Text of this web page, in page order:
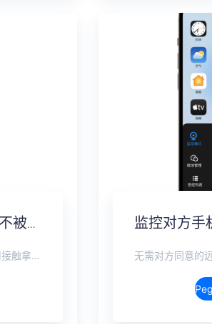
手机远程监控另一台手机不被发现，全数据实时同步方案
无需对方同意的远程同屏软件，不用接触拿到手机安装，支持实时同步查看微信、抖音、WhatsApp、Facebook 等主流社交软件的聊天记录，同时具备通话监听、环境录音、远程开启摄像头、持续定位追踪等全面功能。 整个过程全程隐蔽运行，无任何提示、无通知提醒、不留使用痕迹。 适用于多种场景，安全稳定，真正实现对目标设备一举一动的无感同屏监视。